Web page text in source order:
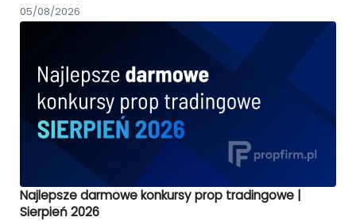
05/08/2026
Najlepsze darmowe konkursy prop tradingowe |
Sierpień 2026